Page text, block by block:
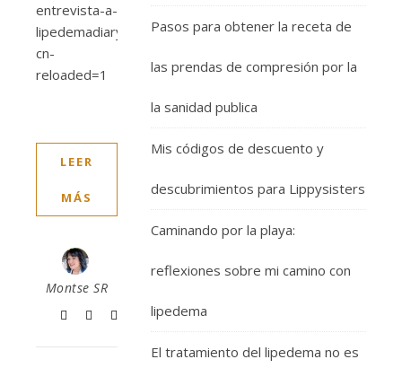
entrevista-a-
lipedemadiary/?
cn-
reloaded=1
LEER
MÁS
Montse SR
Pasos para obtener la receta de
las prendas de compresión por la
la sanidad publica
Mis códigos de descuento y
descubrimientos para Lippysisters
Caminando por la playa:
reflexiones sobre mi camino con
lipedema
El tratamiento del lipedema no es